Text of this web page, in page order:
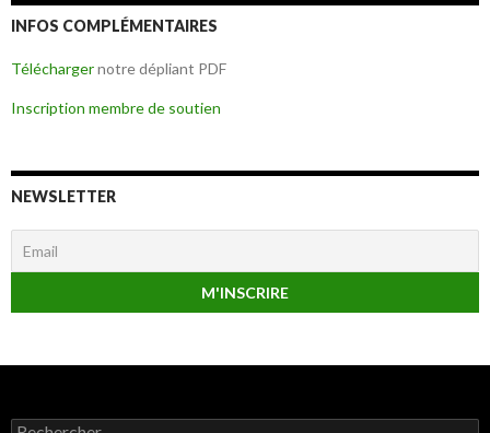
INFOS COMPLÉMENTAIRES
Téléchargernotre dépliant PDF
Inscription membre de soutien
NEWSLETTER
Rechercher :